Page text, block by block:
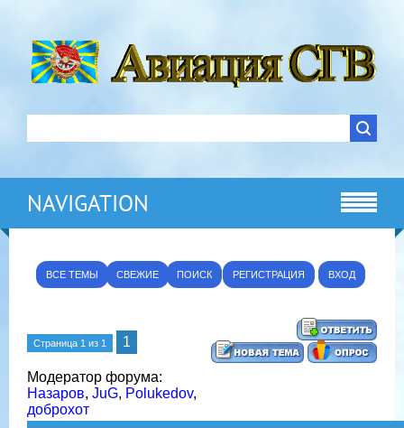
NAVIGATION
ВСЕ ТЕМЫ СВЕЖИЕ ПОИСК РЕГИСТРАЦИЯ ВХОД
Страница 1 из 1 1
Модератор форума:
Назаров, JuG, Polukedov,
доброхот